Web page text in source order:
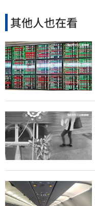
其他人也在看